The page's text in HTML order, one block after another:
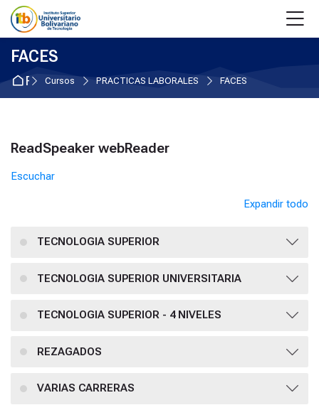
Skip to navigation
Skip to login form
Salta al contenido principal
Skip to accessibility options
Skip to footer
Skip accessibility options
FACES
Página Principal
Cursos PRACTICAS LABORALES FACES
Bloques
Salta ReadSpeaker webReader
ReadSpeaker webReader
Escuchar
Expandir todo
TECNOLOGIA SUPERIOR
TECNOLOGIA SUPERIOR UNIVERSITARIA
TECNOLOGIA SUPERIOR - 4 NIVELES
REZAGADOS
VARIAS CARRERAS